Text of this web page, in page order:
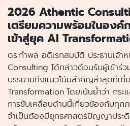
2026 Athentic
เตรียมความพร้อมในองค์
เข้าสู่ยุค AI
ดร.กำพล อดิเรกสมบัติ ประธานเจ้า
Consulting ได้กล่าวต้อนรับผู้เข้าร่
บรรยายถึงแนวโน้มสำคัญล่าสุดที่เ
Transformation โดยเน้นย้ำว่า กระ
การขับเคลื่อนด้านนี้เกี่ยวข้องกับทุก
จำเป็นต้องมียุทธศาสตร์ปัญญาประ